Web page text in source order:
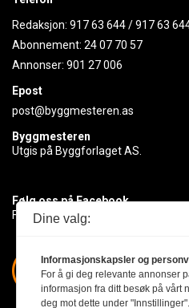
Redaksjon: 917 63 644/917 63
Abonnement: 24 07 70 57
Annonser: 901 27 006
Epost
post@byggmesteren.as
Byggmesteren
Utgis på Byggforlaget AS.
Følg oss på Facebook
Få med deg det siste innen
Dine valg:
Informasjonskapsler og
For å gi deg relevante annonser
informasjon fra ditt besøk på vårt
deg mot dette under "Innstillinger".